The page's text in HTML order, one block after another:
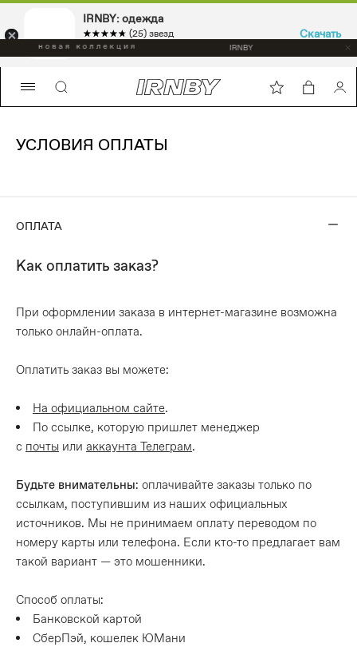
УСЛОВИЯ ОПЛАТЫ
ОПЛАТА
Как оплатить заказ?
При оформлении заказа в интернет-магазине возможна
только онлайн-оплата.
Оплатить заказ вы можете:
На официальном сайте.
По ссылке, которую пришлет менеджер
с почты или аккаунта Телеграм.
Будьте внимательны: оплачивайте заказы только по
ссылкам, поступившим из наших официальных
источников. Мы не принимаем оплату переводом по
номеру карты или телефона. Если кто-то предлагает вам
такой вариант — это мошенники.
Способ оплаты:
Банковской картой
СберПэй, кошелек ЮМани
IRNBY: одежда
☆☆☆☆☆
★★★★★ (25) звезд
Sport & casual, аксессуары
Скачать